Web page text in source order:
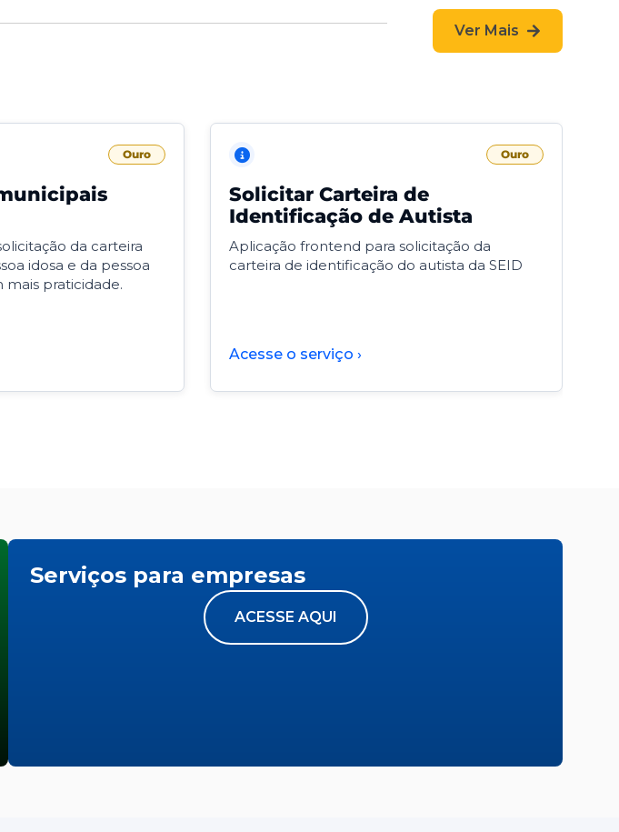
Ver Mais
Ouro
da carteira
idosa e da pessoa
praticidade.
Ouro
Solicitar Carteira de
Identificação de Autista
Aplicação frontend para solicitação da
carteira de identificação do autista da SEID
Acesse o serviço ›
Serviços para empresas
ACESSE AQUI